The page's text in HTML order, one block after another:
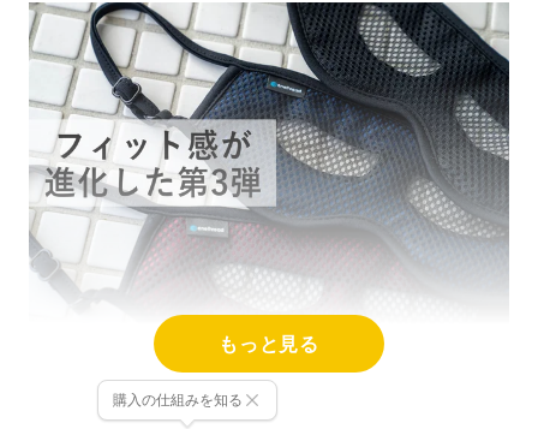
もっと見る
購入の仕組みを知る